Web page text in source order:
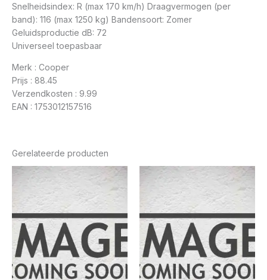
Snelheidsindex: R (max 170 km/h) Draagvermogen (per
band): 116 (max 1250 kg) Bandensoort: Zomer
Geluidsproductie dB: 72
Universeel toepasbaar
Merk : Cooper
Prijs : 88.45
Verzendkosten : 9.99
EAN : 1753012157516
Gerelateerde producten